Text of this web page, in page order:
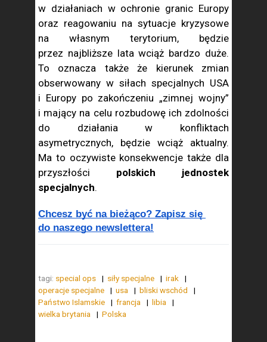
w działaniach w ochronie granic Europy
oraz reagowaniu na sytuacje kryzysowe
na własnym terytorium, będzie
przez najbliższe lata wciąż bardzo duże.
To oznacza także że kierunek zmian
obserwowany w siłach specjalnych USA
i Europy po zakończeniu „zimnej wojny”
i mający na celu rozbudowę ich zdolności
do działania w konfliktach
asymetrycznych, będzie wciąż aktualny.
Ma to oczywiste konsekwencje także dla
przyszłości polskich jednostek
specjalnych.
Chcesz być na bieżąco? Zapisz się
do naszego newslettera!
tagi: special ops siły specjalne
irak
operacje specjalne
usa
bliski wschód
Państwo Islamskie
francja
libia
wielka brytania
Polska